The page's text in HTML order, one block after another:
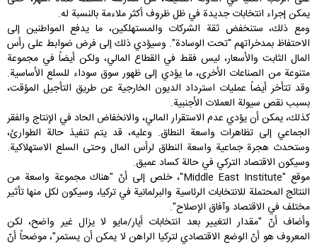
يمكن إجراء انتخابات جديدة في ظل ظروف أكثر ملاءمة بالنسبة له.
ومع ذلك، ستنخفض ثقة الشركات والمستهلكين، ما يدفع المواطنين إلى
الاحتفاظ بمدخراتهم "تحت الوسادة". وسيؤدي ذلك إلى فرض ضوابط على رأس
المال الثابت والأسعار، ليس فقط في القطاع المالي، ولكن أيضاً في مجموعة
متنوعة من الصناعات الأخرى، ما يؤدي إلى ظهور سوق سوداء للسلع الأساسية.
وقد تتأخر أيضاً عمليات استرداد الديون الخارجية عن طريق التأجيل المؤقت،
بسبب نقص سيولة العملات الأجنبية.
كذلك، يمكن أن يؤدي عدم الاستقرار المالي، والانخفاض الحاد في الإنتاج والفقر
الجماعي إلى تظاهرات واسعة النطاق. وعليه، قد يتم تنفيذ حالة الطوارئ،
وستحدث هجرة جماعية واسعة النطاق لرأس المال وحتى السلع الاستهلاكية.
وسيكون الاقتصاد التركي في حالة كساد عميق.
موقع "Middle East Institute"، خلص إلى أنّ "هناك مجموعة واسعة من
النتائج المحتملة للانتخابات الرئاسية والبرلمانية في تركيا، وسيكون لكل منها تأثير
مختلف في الاقتصاد وآفاق الإصلاح".
وأضاف أنّ "مقدار التغيير بعد انتخابات أيار/مايو لا يزال غير واضح، لكن
المعروف هو أنّ الوضع الاقتصادي لتركيا الراهن لا يمكن أن يستمر"، موضحاً أنّ